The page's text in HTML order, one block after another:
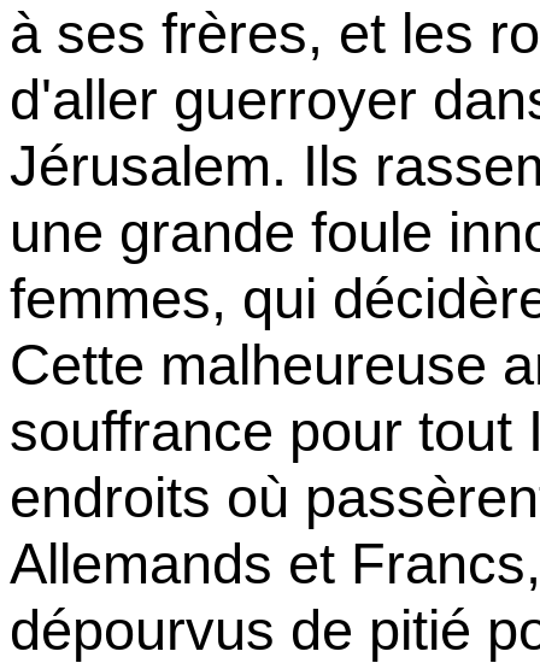
à ses frères, et les
d'aller guerroyer
Jérusalem. Ils
une grande foule
femmes, qui
Cette malheureuse
souffrance pour tout
endroits où
Allemands et
dépourvus de pitié